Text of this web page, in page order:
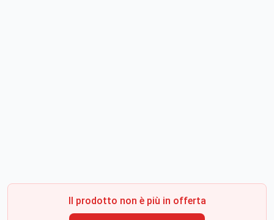
Il prodotto non è più in offerta